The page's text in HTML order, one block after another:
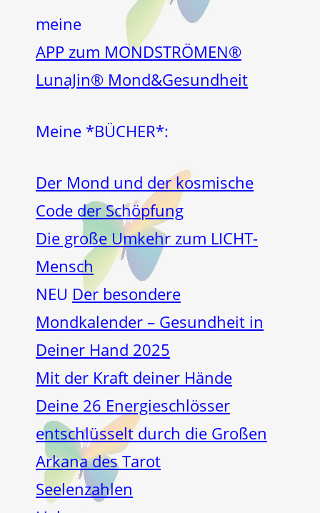
meine
APP zum MONDSTRÖMEN®
LunaJin® Mond&Gesundheit
Meine *BÜCHER*:
Der Mond und der kosmische
Code der Schöpfung
Die große Umkehr zum LICHT-
Mensch
NEU Der besondere
Mondkalender – Gesundheit in
Deiner Hand 2025
Mit der Kraft deiner Hände
Deine 26 Energieschlösser
entschlüsselt durch die Großen
Arkana des Tarot
Seelenzahlen